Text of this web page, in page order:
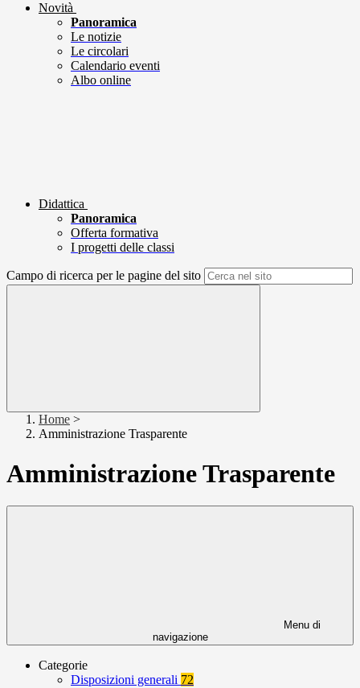
Novità
Panoramica
Le notizie
Le circolari
Calendario eventi
Albo online
Didattica
Panoramica
Offerta formativa
I progetti delle classi
Campo di ricerca per le pagine del sito
Home >
Amministrazione Trasparente
Amministrazione Trasparente
Menu di
navigazione
Categorie
Disposizioni generali 72